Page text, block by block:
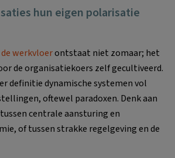
hun eigen polarisatie
werkvloerontstaat niet zomaar; het
de organisatiekoers zelf gecultiveerd.
definitie dynamische systemen vol
oftewel paradoxen. Denk aan
centrale aansturing en
of tussen strakke regelgeving en de